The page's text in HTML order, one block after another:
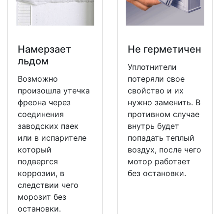
Намерзает
льдом
Возможно
произошла утечка
фреона через
соединения
заводских паек
или в испарителе
который
подвергся
коррозии, в
следствии чего
морозит без
остановки.
Не герметичен
Уплотнители
потеряли свое
свойство и их
нужно заменить. В
противном случае
внутрь будет
попадать теплый
воздух, после чего
мотор работает
без остановки.